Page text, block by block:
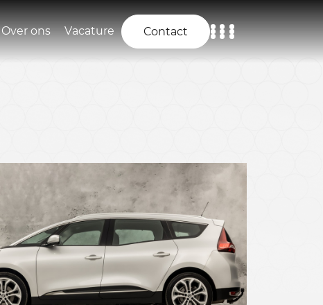
Over ons Vacature Contact
Diensten
Over ons
Vacature
Contact